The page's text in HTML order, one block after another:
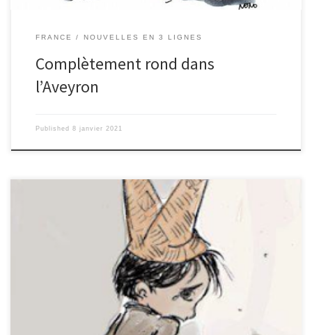
FRANCE NOUVELLES EN 3 LIGNES
Complètement rond dans
l’Aveyron
Published 8 janvier 2021
L’application destinée à ralentir le Covid a été créée par le
gouvernement, pourtant notre Premier Ministre procrastine son
téléchargement… Bérangère Guzzonato (3ème)